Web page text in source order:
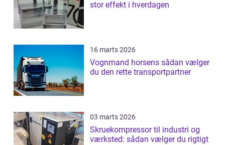
stor effekt i hverdagen
16 marts 2026
Vognmand horsens sådan vælger
du den rette transportpartner
03 marts 2026
Skruekompressor til industri og
værksted: sådan vælger du rigtigt